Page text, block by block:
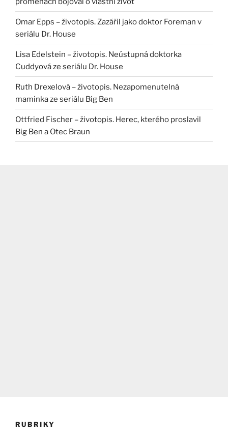
Omar Epps – životopis. Zazářil jako doktor Foreman v
seriálu Dr. House
Lisa Edelstein – životopis. Neústupná doktorka
Cuddyová ze seriálu Dr. House
Ruth Drexelová – životopis. Nezapomenutelná
maminka ze seriálu Big Ben
Ottfried Fischer – životopis. Herec, kterého proslavil
Big Ben a Otec Braun
RUBRIKY